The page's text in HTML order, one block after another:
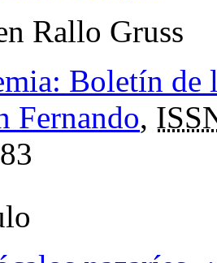
Rallo Gruss
Boletín de
Fernando,